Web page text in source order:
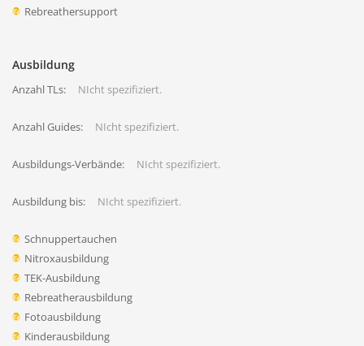
Rebreathersupport
Ausbildung
Anzahl TLs: NIcht spezifiziert.
Anzahl Guides: NIcht spezifiziert.
Ausbildungs-Verbände: NIcht spezifiziert.
Ausbildung bis: NIcht spezifiziert.
Schnuppertauchen
Nitroxausbildung
TEK-Ausbildung
Rebreatherausbildung
Fotoausbildung
Kinderausbildung